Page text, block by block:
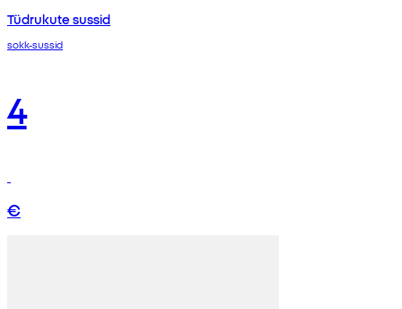
Tüdrukute sussid
sokk-sussid
4
€